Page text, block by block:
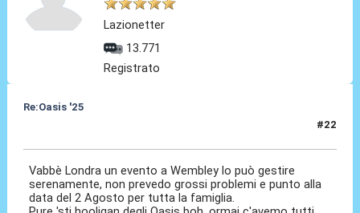
Lazionetter
13.771
Registrato
Re:Oasis '25
#22
Vabbè Londra un evento a Wembley lo può gestire
serenamente, non prevedo grossi problemi e punto alla
data del 2 Agosto per tutta la famiglia.